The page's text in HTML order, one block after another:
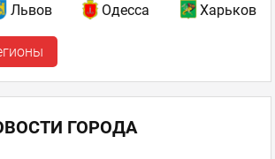
Львов Одесса Харьков
ГОРОДА